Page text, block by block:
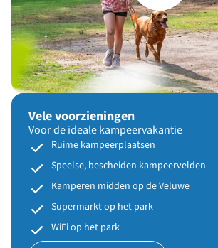
Vele voorzieningen
Voor de ideale kampeervakantie
Ruime kampeerplaatsen
Speelse, bescheiden kampeervelden
Kamperen midden op de Veluwe
Supermarkt op het park
WiFi op het park